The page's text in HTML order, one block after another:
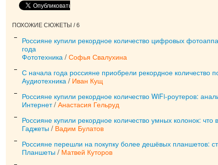
ПОХОЖИЕ СЮЖЕТЫ / 6
Россияне купили рекордное количество цифровых
года
Фототехника / Софья Свалухина
С начала года россияне приобрели рекордное количество
Аудиотехника / Иван Кущ
Россияне купили рекордное количество WiFi-роутеров:
Интернет/ Анастасия Гельруд
Россияне купили рекордное количество умных колонок: что
Гаджеты / Вадим Булатов
Россияне перешли на покупку более дешёвых планшетов:
Планшеты / Матвей Куторов